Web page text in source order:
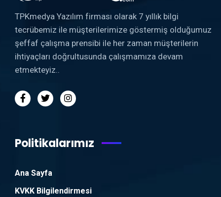
TPKmedya Yazılım firması olarak 7 yıllık bilgi
tecrübemiz ile müşterilerimize göstermiş olduğumuz
şeffaf çalışma prensibi ile her zaman müşterilerin
ihtiyaçları doğrultusunda çalışmamıza devam
etmekteyiz..
Politikalarımız
Ana Sayfa
KVKK Bilgilendirmesi